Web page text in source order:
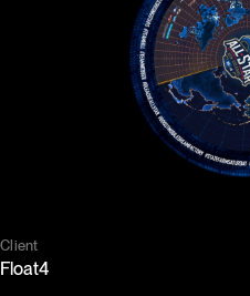
Client
Float4